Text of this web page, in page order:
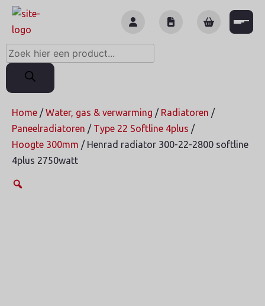
Skip
Producten
zoeken
Home /Water, gas & verwarming / Radiatoren /
Paneelradiatoren / Type 22 Softline 4plus /
Hoogte 300mm / Henrad radiator 300-22-2800 softline
4plus 2750watt